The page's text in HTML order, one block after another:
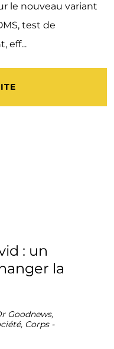
le nouveau variant
test de
eff...
Goodnews,
, Corps-